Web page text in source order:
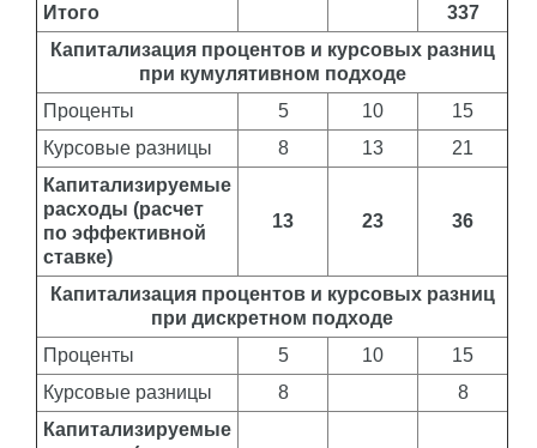
Итого
337
Капитализация процентов и курсовых разниц
при кумулятивном подходе
Проценты
5 10
15
Курсовые разницы
8 13
21
Капитализируемые
расходы (расчет
по эффективной
ставке)
13 23 36
Капитализация процентов и курсовых разниц
при дискретном подходе
Проценты
5 10
15
Курсовые разницы
8
8
Капитализируемые